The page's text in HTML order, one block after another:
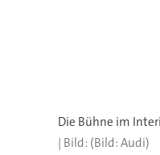
Die Bühne im
(Bild: Audi)